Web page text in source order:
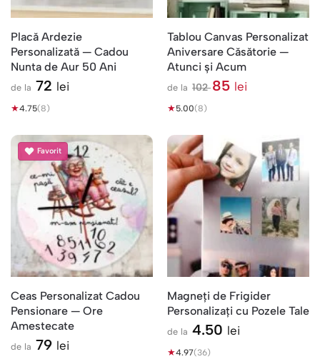
Placă Ardezie
Personalizată — Cadou
Nunta de Aur 50 Ani
de la 72 lei
★4.75(8)
Tablou Canvas Personalizat
Aniversare Căsătorie —
Atunci și Acum
de la 10285 lei
★5.00(8)
Favorit
Ceas Personalizat Cadou
Pensionare — Ore
Amestecate
de la 79 lei
Magneți de Frigider
Personalizați cu Pozele Tale
de la 4.50 lei
★4.97(36)